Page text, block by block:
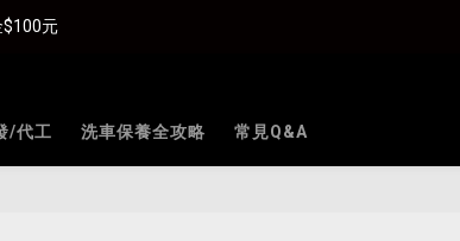
$100元
/代工 洗車保養全攻略 常見Q&A